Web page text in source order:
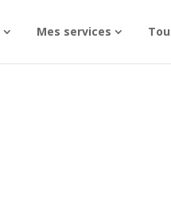
Mes services